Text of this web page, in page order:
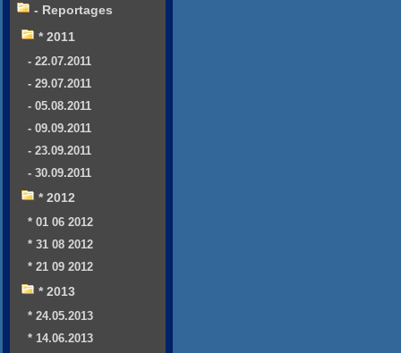
- Reportages
* 2011
- 22.07.2011
- 29.07.2011
- 05.08.2011
- 09.09.2011
- 23.09.2011
- 30.09.2011
* 2012
* 01 06 2012
* 31 08 2012
* 21 09 2012
* 2013
* 24.05.2013
* 14.06.2013